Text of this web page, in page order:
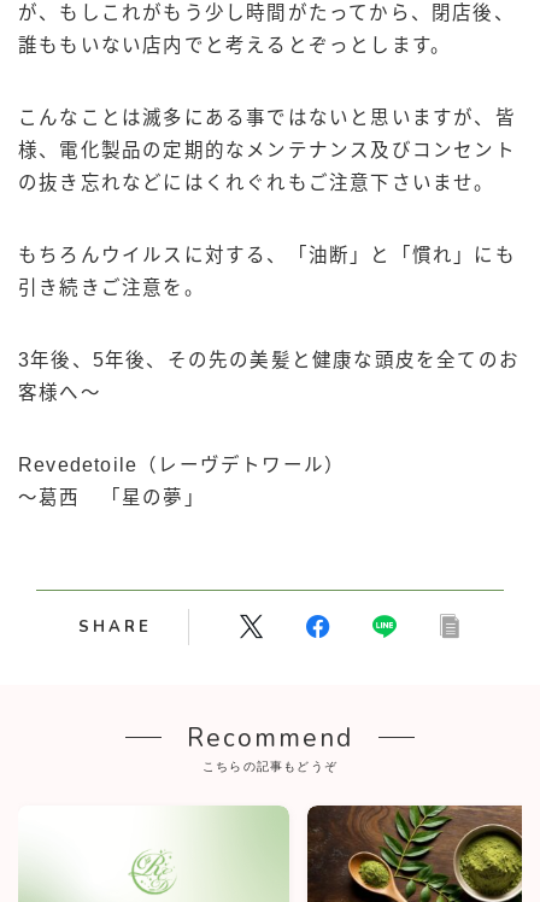
が、もしこれがもう少し時間がたってから、閉店後、
誰ももいない店内でと考えるとぞっとします。
こんなことは滅多にある事ではないと思いますが、皆
様、電化製品の定期的なメンテナンス及びコンセント
の抜き忘れなどにはくれぐれもご注意下さいませ。
もちろんウイルスに対する、「油断」と「慣れ」にも
引き続きご注意を。
3年後、5年後、その先の美髪と健康な頭皮を全てのお
客様へ～
Revedetoile（レーヴデトワール）
～葛西 「星の夢」
SHARE
Recommend
こちらの記事もどうぞ